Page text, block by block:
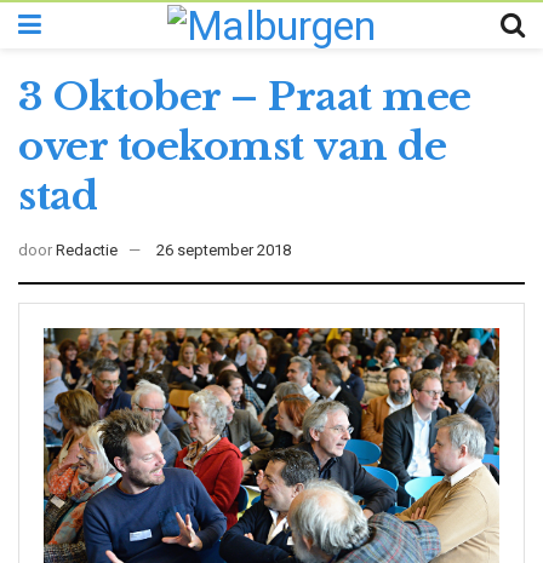
3 Oktober – Praat mee
over toekomst van de
stad
door Redactie 26 september 2018